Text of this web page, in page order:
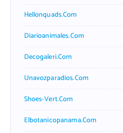
Hellonquads.com
Diarioanimales.com
Decogaleri.com
Unavozparadios.com
Shoes-Vert.com
Elbotanicopanama.com